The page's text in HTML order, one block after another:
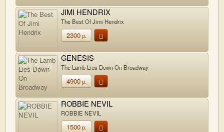
JIMI HENDRIX
The Best Of Jimi Hendrix
2300р.
GENESIS
The Lamb Lies Down On Broadway
4900р.
ROBBIE NEVIL
ROBBIE NEVIL
1500р.